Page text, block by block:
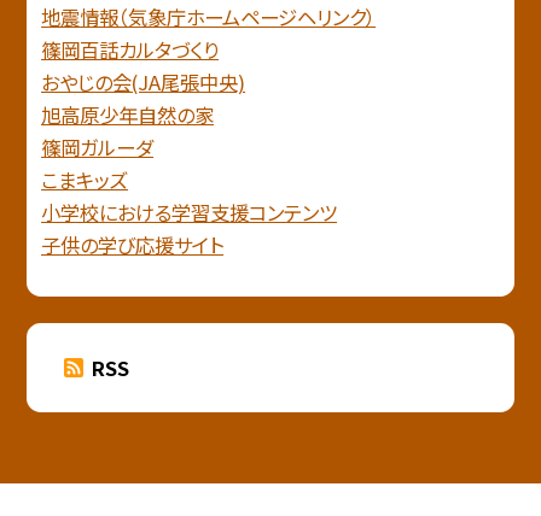
地震情報（気象庁ホームページヘリンク）
篠岡百話カルタづくり
おやじの会(JA尾張中央)
旭高原少年自然の家
篠岡ガルーダ
こまキッズ
小学校における学習支援コンテンツ
子供の学び応援サイト
RSS